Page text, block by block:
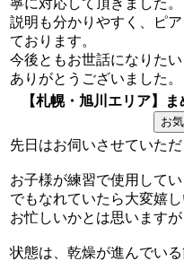
説明も分かりやすく、ピ
ております。
今後ともお世話になりたい
ありがとうございました。
【札幌・旭川エリア】
先日はお伺いさせていた
お子様が練習で使用して
でもなれていたら大変嬉し
お忙しいかとは思います
状態は、乾燥が進んでい